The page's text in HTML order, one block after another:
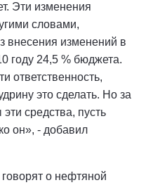
Эти изменения
словами,
внесения изменений в
году 24,5 % бюджета.
ответственность,
это сделать. Но за
средства, пусть
он», - добавил
о нефтяной